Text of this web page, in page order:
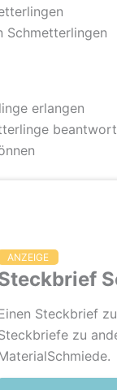
Schmetterlingen
erlangen
ANZEIGE
Steckbrief
zu